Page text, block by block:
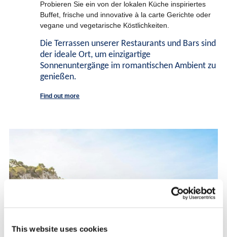
This website uses cookies
Probieren Sie ein von der lokalen Küche inspiriertes
Buffet, frische und innovative à la carte Gerichte oder
vegane und vegetarische Köstlichkeiten.
Die Terrassen unserer Restaurants und Bars sind
der ideale Ort, um einzigartige
Sonnenuntergänge im romantischen Ambient zu
genießen.
Find out more